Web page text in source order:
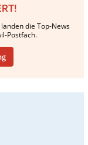
die Top-News
Postfach.